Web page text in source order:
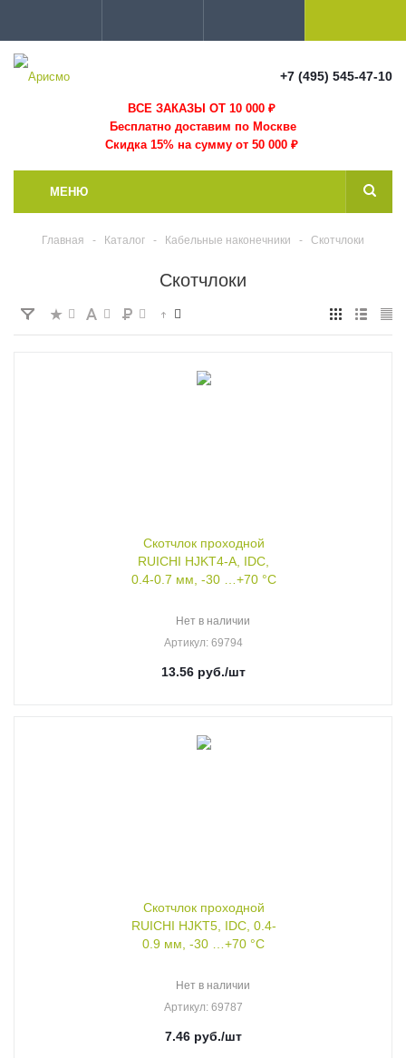
+7 (495) 545-47-10
ВСЕ ЗАКАЗЫ ОТ 10 000₽
Бесплатно доставим по Москве
Скидка 15% на сумму от 50 000 ₽
МЕНЮ
Главная - Каталог - Кабельные наконечники - Скотчлоки
Скотчлоки
Скотчлок проходной
RUICHI HJKT4-A, IDC,
0.4-0.7 мм, -30 …+70 °С
Нет в наличии
Артикул: 69794
13.56 руб./шт
Скотчлок проходной
RUICHI HJKT5, IDC, 0.4-
0.9 мм, -30 …+70 °С
Нет в наличии
Артикул: 69787
7.46 руб./шт